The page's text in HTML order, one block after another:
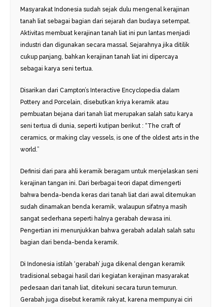
Masyarakat Indonesia sudah sejak dulu mengenal kerajinan
tanah liat sebagai bagian dari sejarah dan budaya setempat.
Aktivitas membuat kerajinan tanah liat ini pun lantas menjadi
industri dan digunakan secara massal. Sejarahnya jika ditilik
cukup panjang, bahkan kerajinan tanah liat ini dipercaya
sebagai karya seni tertua.
Disarikan dari Campton’s Interactive Encyclopedia dalam
Pottery and Porcelain, disebutkan kriya keramik atau
pembuatan bejana dari tanah liat merupakan salah satu karya
seni tertua di dunia, seperti kutipan berikut : “The craft of
ceramics, or making clay vessels, is one of the oldest arts in the
world.”
Definisi dari para ahli keramik beragam untuk menjelaskan seni
kerajinan tangan ini. Dari berbagai teori dapat dimengerti
bahwa benda-benda keras dari tanah liat dari awal ditemukan
sudah dinamakan benda keramik, walaupun sifatnya masih
sangat sederhana seperti halnya gerabah dewasa ini.
Pengertian ini menunjukkan bahwa gerabah adalah salah satu
bagian dari benda-benda keramik.­­
Di Indonesia istilah ‘gerabah’ juga dikenal dengan keramik
tradisional sebagai hasil dari kegiatan kerajinan masyarakat
pedesaan dari tanah liat, ditekuni secara turun temurun.
Gerabah juga disebut keramik rakyat, karena mempunyai ciri